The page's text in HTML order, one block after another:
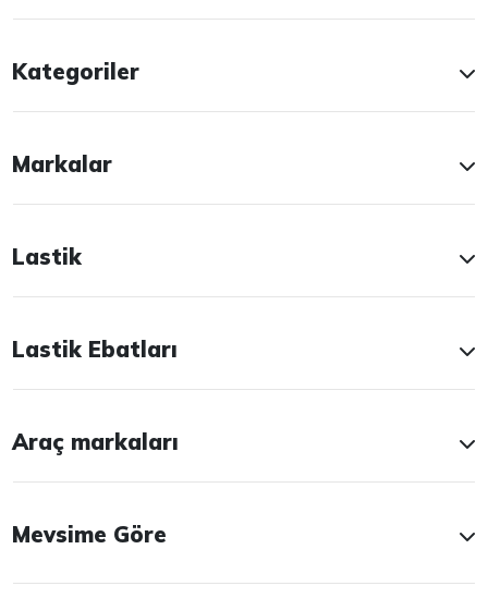
Kategoriler
Markalar
Lastik
Lastik Ebatları
Araç markaları
Mevsime Göre